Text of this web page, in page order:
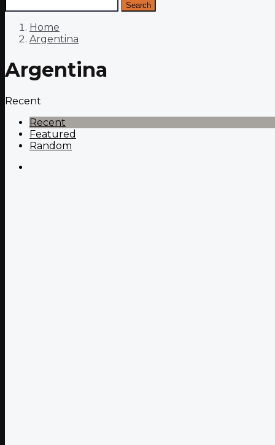
Search
Home
Argentina
Argentina
Recent
Recent
Featured
Random